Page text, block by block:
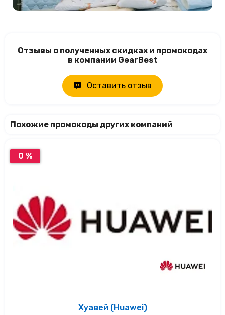
Отзывы о полученных скидках и промокодах
в компании GearBest
Оставить отзыв
Похожие промокоды других компаний
0 %
Хуавей (Huawei)